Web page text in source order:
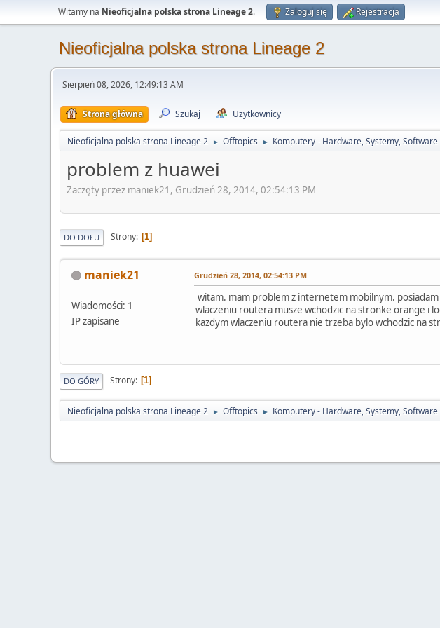
Witamy na Nieoficjalna polska strona Lineage 2. Zaloguj się Rejestracja
Nieoficjalna polska strona Lineage 2
Sierpień 08, 2026, 12:49:13 AM
Strona główna Szukaj Użytkownicy
Nieoficjalna polska strona Lineage 2 ► Offtopics ► Komputery - Hardware, Systemy, Software
problem z huawei
Zaczęty przez maniek21, Grudzień 28, 2014, 02:54:13 PM
DO DOŁU Strony 1
maniek21
Wiadomości: 1
IP zapisane
Grudzień 28, 2014, 02:54:13 PM
witam. mam problem z internetem mobilnym.
wlaczeniu routera musze wchodzic na stronke orange i
kazdym wlaczeniu routera nie trzeba bylo wchodzic na
DO GÓRY Strony 1
Nieoficjalna polska strona Lineage 2 ► Offtopics ► Komputery - Hardware, Systemy, Software